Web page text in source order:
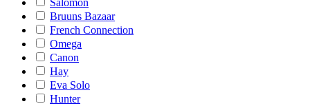
Salomon
Bruuns Bazaar
French Connection
Omega
Canon
Hay
Eva Solo
Hunter